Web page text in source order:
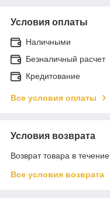
Условия оплаты
Наличными
Безналичный расчет
Кредитование
Все условия оплаты
Условия возврата
Возврат товара в
Все условия возврата